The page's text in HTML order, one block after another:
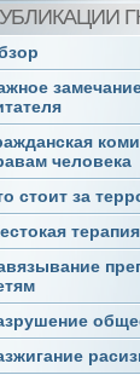
человека
стоит за
терапия